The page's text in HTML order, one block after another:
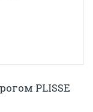
PLISSE